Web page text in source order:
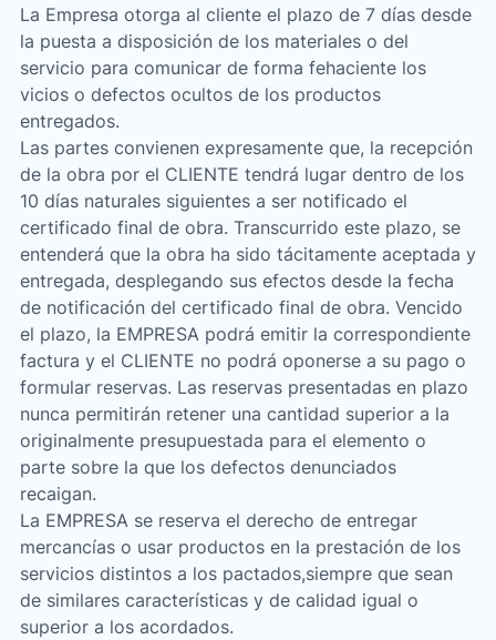
La Empresa otorga al cliente el plazo de 7 días desde
la puesta a disposición de los materiales o del
servicio para comunicar de forma fehaciente los
vicios o defectos ocultos de los productos
entregados.
Las partes convienen expresamente que, la recepción
de la obra por el CLIENTE tendrá lugar dentro de los
10 días naturales siguientes a ser notificado el
certificado final de obra. Transcurrido este plazo, se
entenderá que la obra ha sido tácitamente aceptada y
entregada, desplegando sus efectos desde la fecha
de notificación del certificado final de obra. Vencido
el plazo, la EMPRESA podrá emitir la correspondiente
factura y el CLIENTE no podrá oponerse a su pago o
formular reservas. Las reservas presentadas en plazo
nunca permitirán retener una cantidad superior a la
originalmente presupuestada para el elemento o
parte sobre la que los defectos denunciados
recaigan.
La EMPRESA se reserva el derecho de entregar
mercancías o usar productos en la prestación de los
servicios distintos a los pactados,siempre que sean
de similares características y de calidad igual o
superior a los acordados.